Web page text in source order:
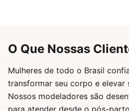
O Que Nossas
Mulheres de todo o Brasil
transformar seu corpo e elevar
Nossos modeladores são
para atender desde o pós-